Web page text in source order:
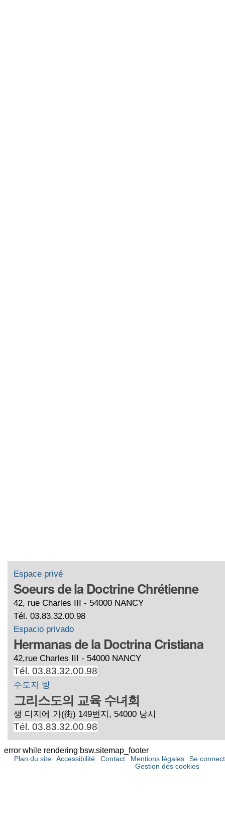
Espace privé
Soeurs de la Doctrine Chrétienne
42, rue Charles III - 54000 NANCY
Tél. 03.83.32.00.98
Espacio privado
Hermanas de la Doctrina Cristiana
42,rue Charles III - 54000 NANCY
Tél. 03.83.32.00.98
수도자 방
그리스도의 교육 수녀회
생 디지에 가(街) 149번지, 54000 낭시
Tél. 03.83.32.00.98
error while rendering bsw.sitemap_footer
Plan du site Accessibilité Contact Mentions légales
Se
Gestion des cookies